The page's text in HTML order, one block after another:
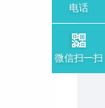
电话
微信扫一扫